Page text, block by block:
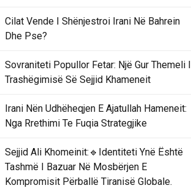
Cilat Vende I Shënjestroi Irani Në Bahrein
Dhe Pse?
Sovraniteti Popullor Fetar: Një Gur Themeli I
Trashëgimisë Së Sejjid Khameneit
Irani Nën Udhëheqjen E Ajatullah Hameneit:
Nga Rrethimi Te Fuqia Strategjike
Sejjid Ali Khomeinit:🔹Identiteti Ynë Është
Tashmë I Bazuar Në Mosbërjen E
Kompromisit Përballë Tiranisë Globale.